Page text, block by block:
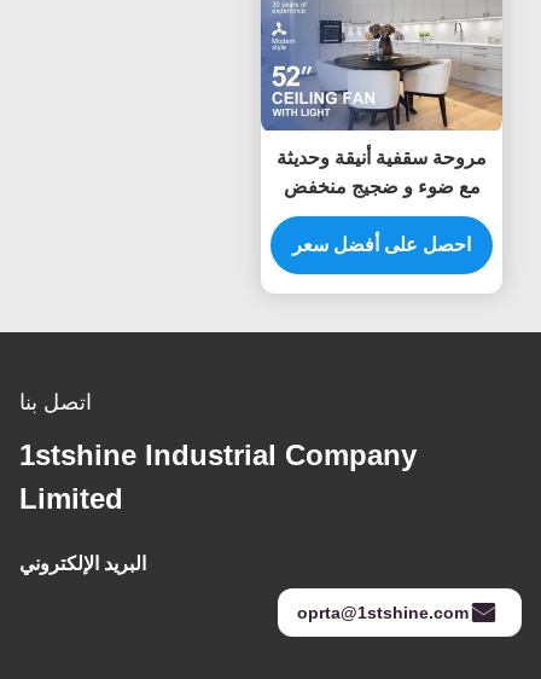
مروحة سقفية أنيقة وحديثة
مع ضوء و ضجيج منخفض
عن بعد
احصل على أفضل سعر
اتصل بنا
1stshine Industrial Company
Limited
البريد الإلكتروني
oprta@1stshine.com